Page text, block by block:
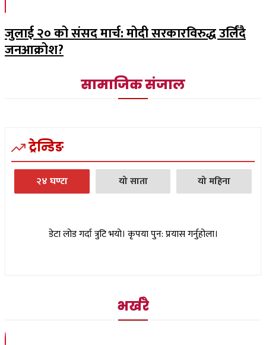
जुलाई २० को संसद मार्च: मोदी सरकारविरुद्ध उर्लिंदै
जनआक्रोश?
सामाजिक संजाल
ट्रेन्डिङ
२४ घण्टा यो साता यो महिना
डेटा लोड गर्दा त्रुटि भयो। कृपया पुन: प्रयास गर्नुहोला।
भर्खरै